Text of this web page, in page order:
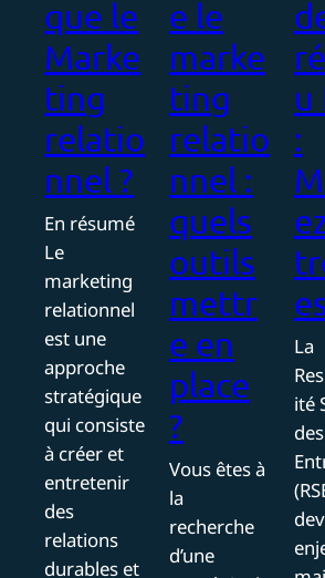
que le
Marke
ting
relatio
nnel ?
En résumé
Le
marketing
relationnel
est une
approche
stratégique
qui consiste
à créer et
entretenir
des
relations
durables et
e le
marke
ting
relatio
nnel :
quels
outils
mettr
e en
place
?
Vous êtes à
la
recherche
d’une
u
:
La
ité
des